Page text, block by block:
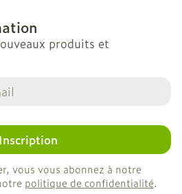
produits et
Inscription
vous vous abonnez à notre
politique de confidentialité.